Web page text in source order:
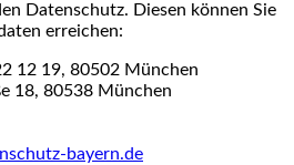
Datenschutz. Diesen können Sie
erreichen:
12 19, 80502 München
18, 80538 München
bayern.de